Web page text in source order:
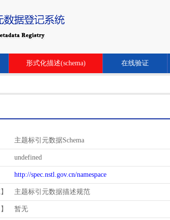
形式化描述(schema) 在线验证
主题标引元数据Schema
undefined
http://spec.nstl.gov.cn/namespace
主题标引元数据描述规范
暂无